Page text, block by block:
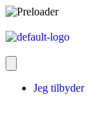
Jeg tilbyder